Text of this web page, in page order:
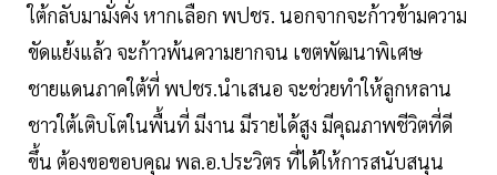
ใต้กลับมามั่งคั่ง หากเลือก พปชร. นอกจากจะก้าวข้ามความ
ขัดแย้งแล้ว จะก้าวพ้นความยากจน เขตพัฒนาพิเศษ
ชายแดนภาคใต้ที่ พปชร.นำเสนอ จะช่วยทำให้ลูกหลาน
ชาวใต้เติบโตในพื้นที่ มีงาน มีรายได้สูง มีคุณภาพชีวิตที่ดี
ขึ้น ต้องขอขอบคุณ พล.อ.ประวิตร ที่ได้ให้การสนับสนุน